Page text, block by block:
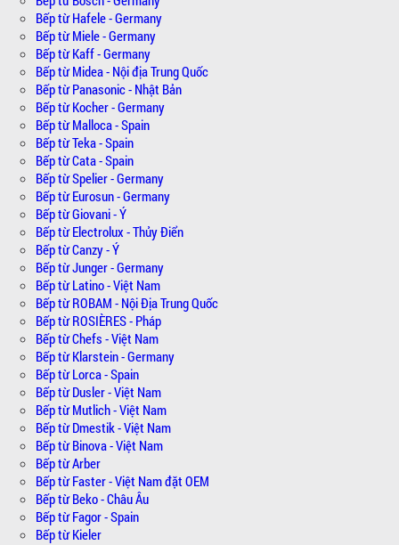
Bếp từ Hafele - Germany
Bếp từ Miele - Germany
Bếp từ Kaff - Germany
Bếp từ Midea - Nội địa Trung Quốc
Bếp từ Panasonic - Nhật Bản
Bếp từ Kocher - Germany
Bếp từ Malloca - Spain
Bếp từ Teka - Spain
Bếp từ Cata - Spain
Bếp từ Spelier - Germany
Bếp từ Eurosun - Germany
Bếp từ Giovani - Ý
Bếp từ Electrolux - Thủy Điển
Bếp từ Canzy - Ý
Bếp từ Junger - Germany
Bếp từ Latino - Việt Nam
Bếp từ ROBAM - Nội Địa Trung Quốc
Bếp từ ROSIÈRES - Pháp
Bếp từ Chefs - Việt Nam
Bếp từ Klarstein - Germany
Bếp từ Lorca - Spain
Bếp từ Dusler - Việt Nam
Bếp từ Mutlich - Việt Nam
Bếp từ Dmestik - Việt Nam
Bếp từ Binova - Việt Nam
Bếp từ Arber
Bếp từ Faster - Việt Nam đặt OEM
Bếp từ Beko - Châu Âu
Bếp từ Fagor - Spain
Bếp từ Kieler